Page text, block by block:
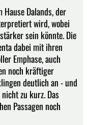
Dalands, der
wird, wobei
sein könnte. Die
dabei mit ihren
Emphase, auch
noch kräftiger
deutlich an - und
zu kurz. Das
Passagen noch